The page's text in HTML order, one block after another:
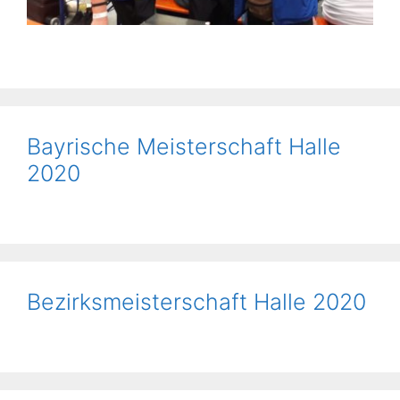
Bayrische Meisterschaft Halle
2020
Bezirksmeisterschaft Halle 2020